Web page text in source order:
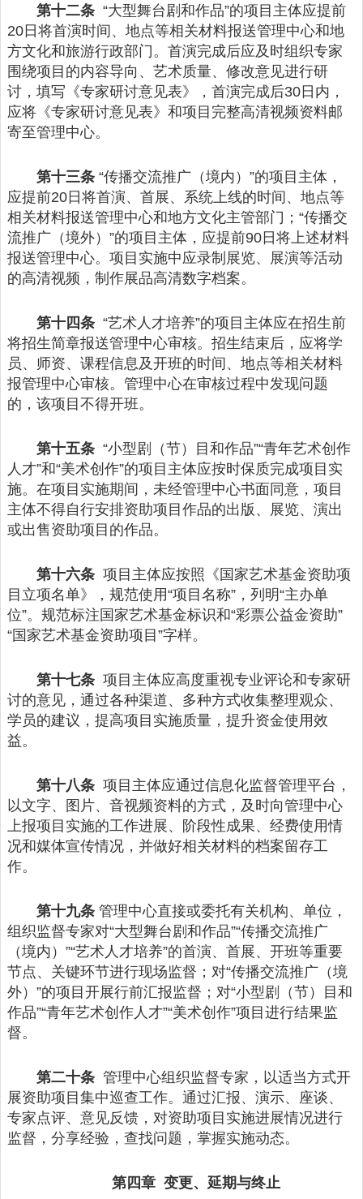
第十二条 “大型舞台剧和作品”的项目主体应提前
20日将首演时间、地点等相关材料报送管理中心和地
方文化和旅游行政部门。首演完成后应及时组织专家
围绕项目的内容导向、艺术质量、修改意见进行研
讨，填写《专家研讨意见表》，首演完成后30日内，
应将《专家研讨意见表》和项目完整高清视频资料邮
寄至管理中心。
第十三条 “传播交流推广（境内）”的项目主体，
应提前20日将首演、首展、系统上线的时间、地点等
相关材料报送管理中心和地方文化主管部门；“传播交
流推广（境外）”的项目主体，应提前90日将上述材料
报送管理中心。项目实施中应录制展览、展演等活动
的高清视频，制作展品高清数字档案。
第十四条 “艺术人才培养”的项目主体应在招生前
将招生简章报送管理中心审核。招生结束后，应将学
员、师资、课程信息及开班的时间、地点等相关材料
报管理中心审核。管理中心在审核过程中发现问题
的，该项目不得开班。
第十五条 “小型剧（节）目和作品”“青年艺术创作
人才”和“美术创作”的项目主体应按时保质完成项目实
施。在项目实施期间，未经管理中心书面同意，项目
主体不得自行安排资助项目作品的出版、展览、演出
或出售资助项目的作品。
第十六条 项目主体应按照《国家艺术基金资助项
目立项名单》，规范使用“项目名称”，列明“主办单
位”。规范标注国家艺术基金标识和“彩票公益金资助”
“国家艺术基金资助项目”字样。
第十七条 项目主体应高度重视专业评论和专家研
讨的意见，通过各种渠道、多种方式收集整理观众、
学员的建议，提高项目实施质量，提升资金使用效
益。
第十八条 项目主体应通过信息化监督管理平台，
以文字、图片、音视频资料的方式，及时向管理中心
上报项目实施的工作进展、阶段性成果、经费使用情
况和媒体宣传情况，并做好相关材料的档案留存工
作。
第十九条 管理中心直接或委托有关机构、单位，
组织监督专家对“大型舞台剧和作品”“传播交流推广
（境内）”“艺术人才培养”的首演、首展、开班等重要
节点、关键环节进行现场监督；对“传播交流推广（境
外）”的项目开展行前汇报监督；对“小型剧（节）目和
作品”“青年艺术创作人才”“美术创作”项目进行结果监
督。
第二十条 管理中心组织监督专家，以适当方式开
展资助项目集中巡查工作。通过汇报、演示、座谈、
专家点评、意见反馈，对资助项目实施进展情况进行
监督，分享经验，查找问题，掌握实施动态。
第四章 变更、延期与终止